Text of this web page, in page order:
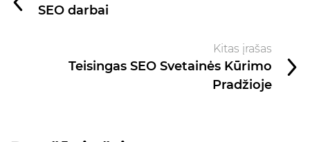
SEO darbai
Kitas įrašas
Teisingas SEO Svetainės Kūrimo
Pradžioje